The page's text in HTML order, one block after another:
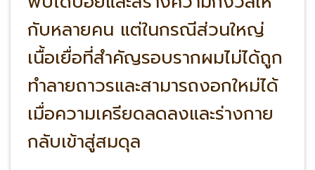
กับหลายคน แต่ในกรณีส่วนใหญ่
เนื้อเยื่อที่สำคัญรอบรากผมไม่ได้ถูก
ทำลายถาวรและสามารถงอกใหม่ได้
เมื่อความเครียดลดลงและร่างกาย
กลับเข้าสู่สมดุล